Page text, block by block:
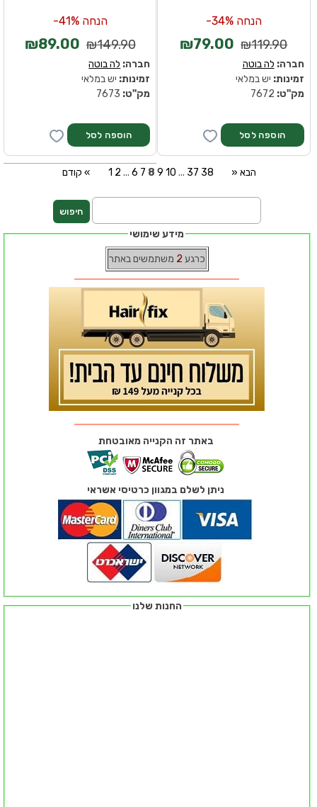
הנחה 41%-
₪149.90
₪89.00
חברה: לה בוטה
זמינות: יש במלאי
מק''ט:
הנחה 34%-
₪119.90
₪79.00
חברה: לה בוטה
זמינות: יש במלאי
מק''ט:
קודם « 1 2 ... 6 7 8 9 10 ... 37 38 » הבא
מידע שימושי
כרגע 2 משתמשים באתר
החנות שלנו